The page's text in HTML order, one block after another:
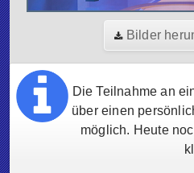
Bilder
Die Teilnahme an
über einen
möglich. Heute